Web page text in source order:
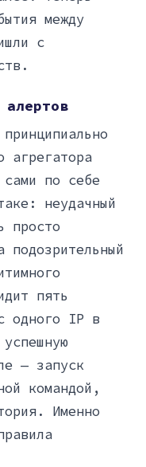
между
с
агрегатора
по себе
неудачный
просто
подозрительный
пять
одного IP в
— запуск
командой,
Именно